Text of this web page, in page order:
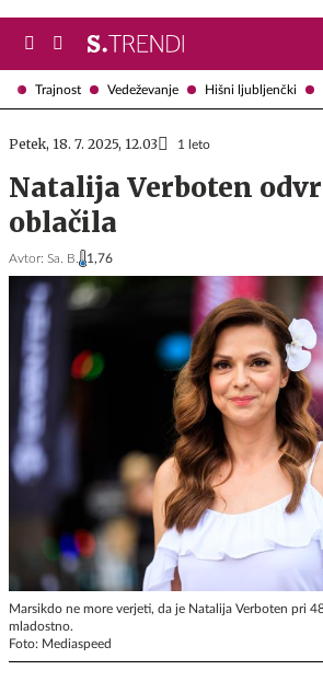
Trajnost Vedeževanje Hišni ljubljenčki
Petek, 18. 7. 2025, 12.03 1 leto
Natalija Verboten
oblačila
Avtor: Sa. B. 1,76
Marsikdo ne more verjeti, da je Natalija Verboten pri
mladostno.
Foto: Mediaspeed